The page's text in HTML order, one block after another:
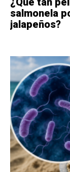
salmonela
jalapeños?